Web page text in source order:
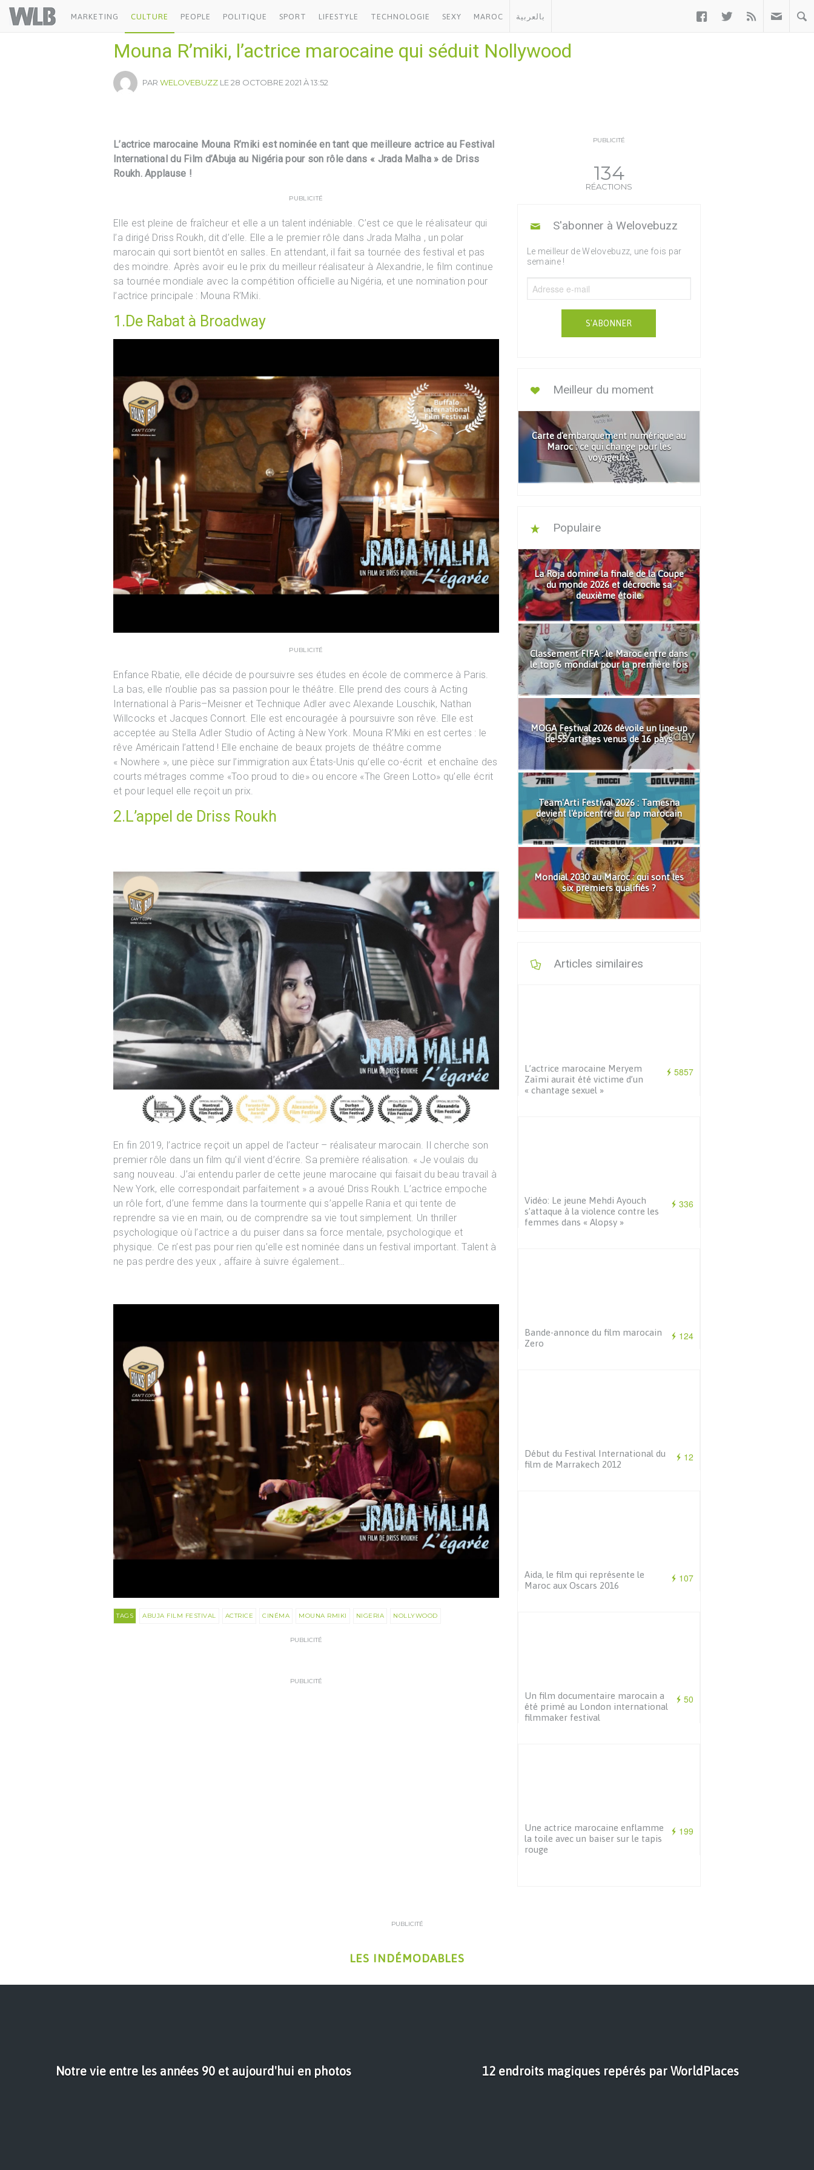
Welovebuzz
MARKETING CULTURE PEOPLE POLITIQUE SPORT LIFESTYLE TECHNOLOGIE SEXY MAROC بالعربية   
Mouna R’miki, l’actrice marocaine qui séduit Nollywood
PAR WELOVEBUZZ LE 28 OCTOBRE 2021 À 13:52
L’actrice marocaine Mouna R’miki est nominée en tant que meilleure actrice au Festival
International du Film d’Abuja au Nigéria pour son rôle dans « Jrada Malha » de Driss
Roukh. Applause !
PUBLICITÉ
Elle est pleine de fraîcheur et elle a un talent indéniable. C’est ce que le réalisateur qui
l’a dirigé Driss Roukh, dit d’elle. Elle a le premier rôle dans Jrada Malha , un polar
marocain qui sort bientôt en salles. En attendant, il fait sa tournée des festival et pas
des moindre. Après avoir eu le prix du meilleur réalisateur à Alexandrie, le film continue
sa tournée mondiale avec la compétition officielle au Nigéria, et une nomination pour
l’actrice principale : Mouna R’Miki.
1.De Rabat à Broadway
PUBLICITÉ
Enfance Rbatie, elle décide de poursuivre ses études en école de commerce à Paris.
La bas, elle n’oublie pas sa passion pour le théâtre. Elle prend des cours à Acting
International à Paris–Meisner et Technique Adler avec Alexande Louschik, Nathan
Willcocks et Jacques Connort. Elle est encouragée à poursuivre son rêve. Elle est
acceptée au Stella Adler Studio of Acting à New York. Mouna R’Miki en est certes : le
rêve Américain l’attend ! Elle enchaine de beaux projets de théâtre comme
« Nowhere », une pièce sur l’immigration aux États-Unis qu’elle co-écrit et enchaîne des
courts métrages comme «Too proud to die» ou encore «The Green Lotto» qu’elle écrit
et pour lequel elle reçoit un prix.
2.L’appel de Driss Roukh
En fin 2019, l’actrice reçoit un appel de l’acteur – réalisateur marocain. Il cherche son
premier rôle dans un film qu’il vient d’écrire. Sa première réalisation. « Je voulais du
sang nouveau. J’ai entendu parler de cette jeune marocaine qui faisait du beau travail à
New York, elle correspondait parfaitement » a avoué Driss Roukh. L’actrice empoche
un rôle fort, d’une femme dans la tourmente qui s’appelle Rania et qui tente de
reprendre sa vie en main, ou de comprendre sa vie tout simplement. Un thriller
psychologique où l’actrice a du puiser dans sa force mentale, psychologique et
physique. Ce n’est pas pour rien qu’elle est nominée dans un festival important. Talent à
ne pas perdre des yeux , affaire à suivre également…
TAGS ABUJA FILM FESTIVAL ACTRICE CINÉMA MOUNA RMIKI NIGERIA NOLLYWOOD
PUBLICITÉ
PUBLICITÉ
PUBLICITÉ
134
RÉACTIONS
S'abonner à Welovebuzz
Le meilleur de Welovebuzz, une fois par
semaine !
S'ABONNER
Meilleur du moment
Carte d'embarquement numérique au
Maroc : ce qui change pour les
voyageurs
Populaire
La Roja domine la finale de la Coupe
du monde 2026 et décroche sa
deuxième étoile
Classement FIFA : le Maroc entre dans
le top 6 mondial pour la première fois
MOGA Festival 2026 dévoile un line-up
de 55 artistes venus de 16 pays
Team'Arti Festival 2026 : Tamesna
devient l'épicentre du rap marocain
Mondial 2030 au Maroc : qui sont les
six premiers qualifiés ?
Articles similaires
5857
L’actrice marocaine Meryem
Zaïmi aurait été victime d’un
« chantage sexuel »
336
Vidéo: Le jeune Mehdi Ayouch
s’attaque à la violence contre les
femmes dans « Alopsy »
124
Bande-annonce du film marocain
Zero
12
Début du Festival International du
film de Marrakech 2012
107
Aida, le film qui représente le
Maroc aux Oscars 2016
50
Un film documentaire marocain a
été primé au London international
filmmaker festival
199
Une actrice marocaine enflamme
la toile avec un baiser sur le tapis
rouge
PUBLICITÉ
LES INDÉMODABLES
Notre vie entre les années 90 et aujourd'hui en photos 12 endroits magiques repérés par WorldPlaces